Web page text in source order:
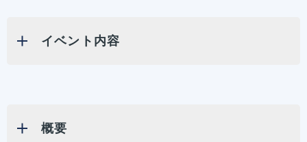
イベント内容
概要